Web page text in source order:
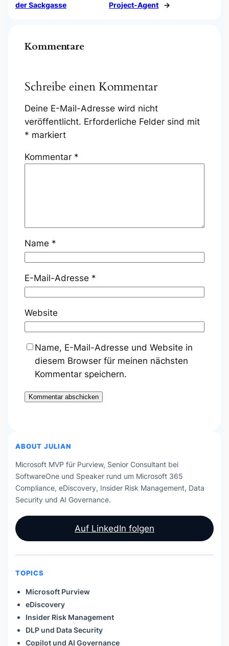
der Sackgasse
Project-Agent
→
Kommentare
Schreibe einen Kommentar
Deine E-Mail-Adresse wird nicht
veröffentlicht. Erforderliche Felder sind mit
* markiert
Kommentar *
Name *
E-Mail-Adresse *
Website
Name, E-Mail-Adresse und Website in
diesem Browser für meinen nächsten
Kommentar speichern.
ABOUT JULIAN
Microsoft MVP für Purview, Senior Consultant bei
SoftwareOne und Speaker rund um Microsoft 365
Compliance, eDiscovery, Insider Risk Management, Data
Security und AI Governance.
Auf LinkedIn folgen
TOPICS
Microsoft Purview
eDiscovery
Insider Risk Management
DLP und Data Security
Copilot und AI Governance